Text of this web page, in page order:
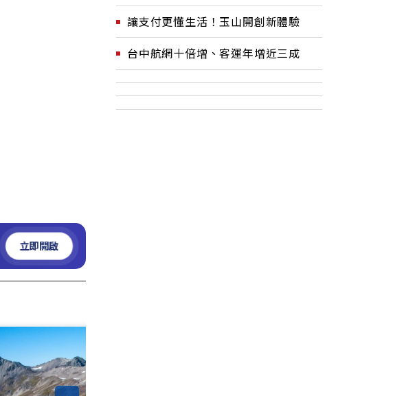
立即開啟
讓支付更懂生活！玉山開創新體驗
台中航網十倍增、客運年增近三成